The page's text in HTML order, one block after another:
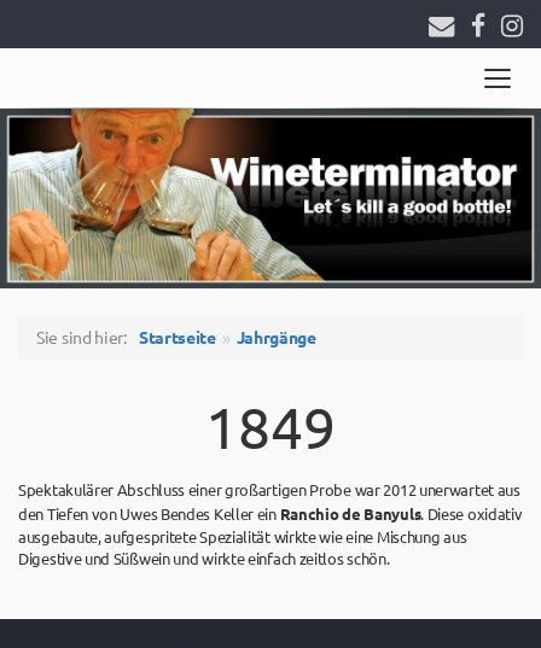
Sie sind hier: Startseite Jahrgänge
1849
Spektakulärer Abschluss einer großartigen Probe war 2012 unerwartet aus
den Tiefen von Uwes Bendes Keller ein Ranchio de Banyuls. Diese oxidativ
ausgebaute, aufgespritete Spezialität wirkte wie eine Mischung aus
Digestive und Süßwein und wirkte einfach zeitlos schön.